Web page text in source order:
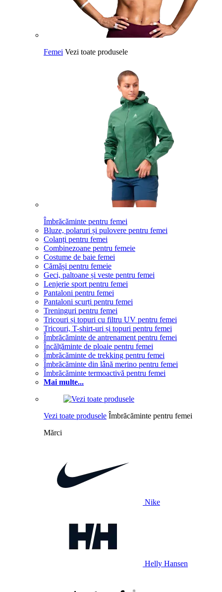
Femei Vezi toate produsele
Îmbrăcăminte pentru femei
Bluze, polaruri și pulovere pentru femei
Colanți pentru femei
Combinezoane pentru femeie
Costume de baie femei
Cămăși pentru femeie
Geci, paltoane și veste pentru femei
Lenjerie sport pentru femei
Pantaloni pentru femei
Pantaloni scurți pentru femei
Treninguri pentru femei
Tricouri și topuri cu filtru UV pentru femei
Tricouri, T-shirt-uri și topuri pentru femei
Îmbrăcăminte de antrenament pentru femei
Încălțăminte de ploaie pentru femei
Îmbrăcăminte de trekking pentru femei
Îmbrăcăminte din lână merino pentru femei
Îmbrăcăminte termoactivă pentru femei
Mai multe...
Vezi toate produsele Îmbrăcăminte pentru femei
Mărci
Nike
Helly Hansen